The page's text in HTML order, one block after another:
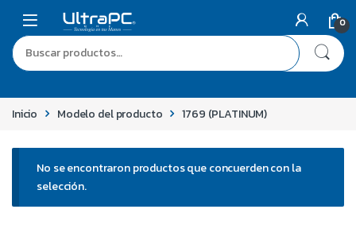
0
Inicio Modelo del producto 1769 (PLATINUM)
No se encontraron productos que concuerden con la
selección.